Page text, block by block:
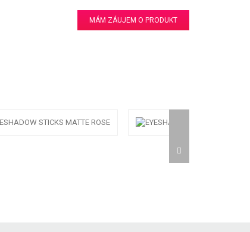
MÁM ZÁUJEM O PRODUKT